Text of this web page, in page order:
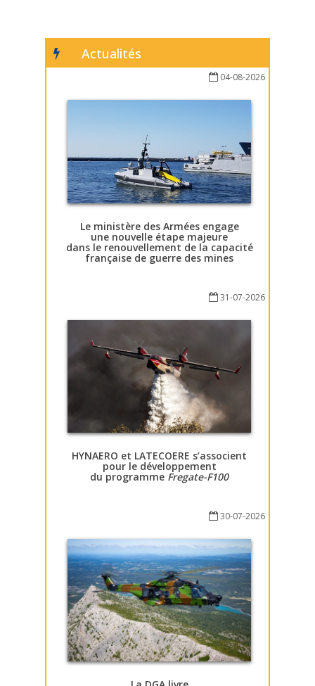
Actualités
04-08-2026
Le ministère des Armées engage
une nouvelle étape majeure
dans le renouvellement de la capacité
française de guerre des mines
31-07-2026
HYNAERO et LATECOERE s’associent
pour le développement
du programme Fregate-F100
30-07-2026